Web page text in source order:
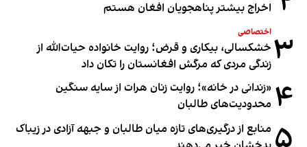
اخراج بیشتر پناهجویان افغان هستم
۳ اختصاصی
خشکسالی، بیکاری و قرض؛ روایت خانواده حیات‌الله از
زندگی مردی که مرگش افغانستان را تکان داد
۴ «زندانی در خانه»؛ روایت زنان هرات از سایه سنگین
محدودیت‌های طالبان
منابع از درگیری‌های تازه میان طالبان و جبهه آزادی در زیباک